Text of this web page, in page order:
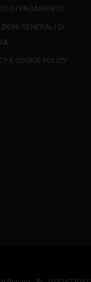
DI PAGAMENTO
GENERALI DI
E COOKIE POLICY